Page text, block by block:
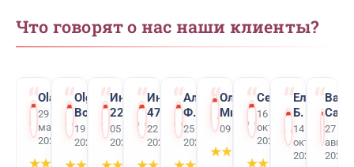
Что говорят о нас наши клиенты?
Ola K
29
марта
2026
★★ ★★
Olga
Bozrikova
19 марта
2026
Инкогнито
2205
05 марта
2026
Инкогнито
4795.
22 февраля
2026
Алексей
Ф.
25 января
2026
Ольга
Мирошниченко
09 декабря 2025
★★
Сергей
16
октября
2025
★★★ ★
Елена
Б.
14
октября
2025
27
2025